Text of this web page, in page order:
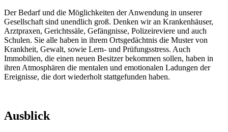
Der Bedarf und die Möglichkeiten der Anwendung in unserer
Gesellschaft sind unendlich groß. Denken wir an Krankenhäuser,
Arztpraxen, Gerichtssäle, Gefängnisse, Polizeireviere und auch
Schulen. Sie alle haben in ihrem Ortsgedächtnis die Muster von
Krankheit, Gewalt, sowie Lern- und Prüfungsstress. Auch
Immobilien, die einen neuen Besitzer bekommen sollen, haben in
ihren Atmosphären die mentalen und emotionalen Ladungen der
Ereignisse, die dort wiederholt stattgefunden haben.
Ausblick